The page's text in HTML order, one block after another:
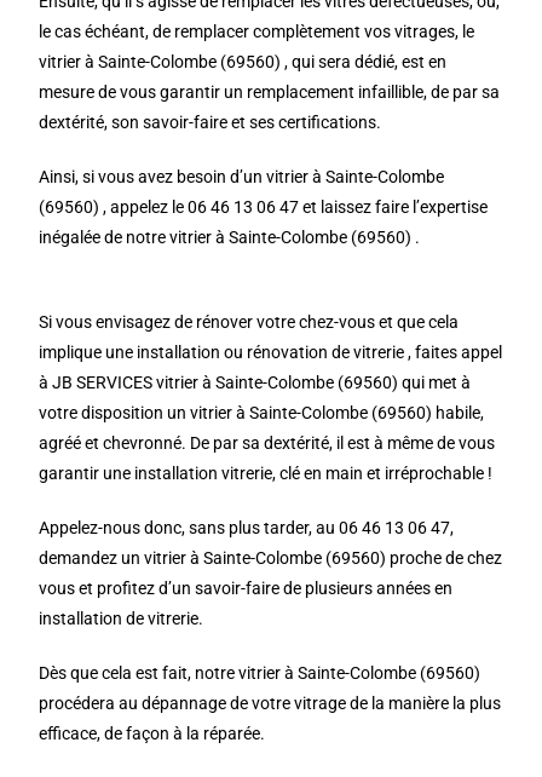
le cas échéant, de remplacer complètement vos vitrages, le
vitrier à Sainte-Colombe (69560) , qui sera dédié, est en
mesure de vous garantir un remplacement infaillible, de par sa
dextérité, son savoir-faire et ses certifications.
Ainsi, si vous avez besoin d’un vitrier à Sainte-Colombe
(69560) , appelez le 06 46 13 06 47 et laissez faire l’expertise
inégalée de notre vitrier à Sainte-Colombe (69560) .
Si vous envisagez de rénover votre chez-vous et que cela
implique une installation ou rénovation de vitrerie , faites appel
à JB SERVICES vitrier à Sainte-Colombe (69560) qui met à
votre disposition un vitrier à Sainte-Colombe (69560) habile,
agréé et chevronné. De par sa dextérité, il est à même de vous
garantir une installation vitrerie, clé en main et irréprochable !
Appelez-nous donc, sans plus tarder, au 06 46 13 06 47,
demandez un vitrier à Sainte-Colombe (69560) proche de chez
vous et profitez d’un savoir-faire de plusieurs années en
installation de vitrerie.
Dès que cela est fait, notre vitrier à Sainte-Colombe (69560)
procédera au dépannage de votre vitrage de la manière la plus
efficace, de façon à la réparée.